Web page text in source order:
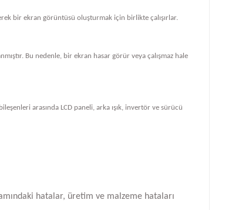
bir ekran görüntüsü oluşturmak için birlikte çalışırlar.
Bu nedenle, bir ekran hasar görür veya çalışmaz hale
arasında LCD paneli, arka ışık, invertör ve sürücü
hatalar, üretim ve malzeme hataları